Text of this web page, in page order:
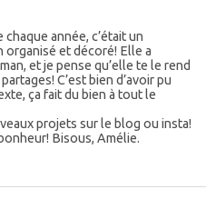
année, c’était un
organisé et décoré! Elle a
et je pense qu’elle te le rend
C’est bien d’avoir pu
ça fait du bien à tout le
projets sur le blog ou insta!
Bisous, Amélie.